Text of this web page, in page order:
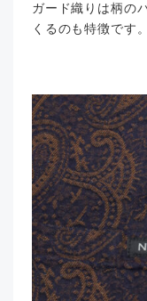
ガード織りは柄の
くるのも特徴です。